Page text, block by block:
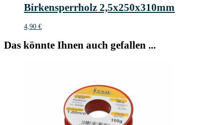
Birkensperrholz 2,5x250x310mm
4,90 €
Das könnte Ihnen auch gefallen ...